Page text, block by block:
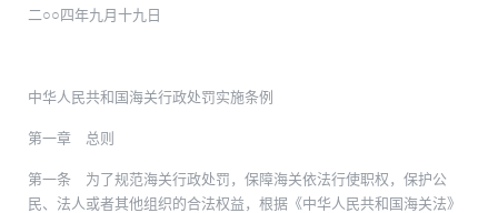
二○○四年九月十九日
中华人民共和国海关行政处罚实施条例
第一章 总则
第一条 为了规范海关行政处罚，保障海关依法行使职权，保护公
民、法人或者其他组织的合法权益，根据《中华人民共和国海关法》